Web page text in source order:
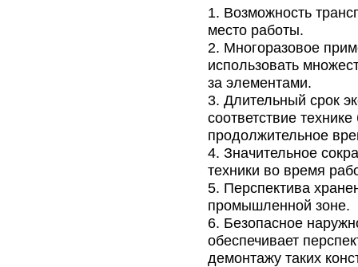
Возможность
место работы.
Многоразовое
использовать
за элементами.
Длительный срок
соответствие
продолжительное
Значительное
техники во время
Перспектива
промышленной зоне.
Безопасное
обеспечивает
демонтажу таких